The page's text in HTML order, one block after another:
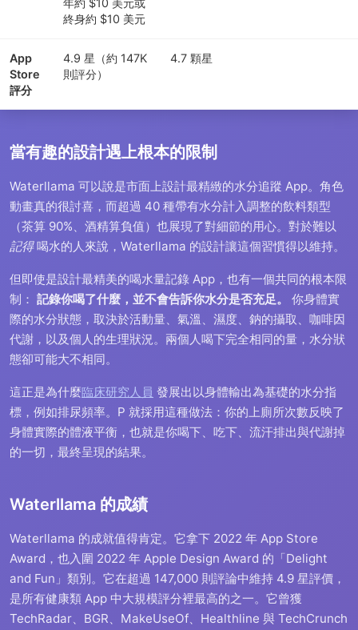
年約 $10 美元或
終身約 $10 美元
App
Store
評分
4.9 星（約 147K
則評分）
4.7 顆星
當有趣的設計遇上根本的限制
Waterllama 可以說是市面上設計最精緻的水分追蹤 App。角色
動畫真的很討喜，而超過 40 種帶有水分計入調整的飲料類型
（茶算 90%、酒精算負值）也展現了對細節的用心。對於難以
記得喝水的人來說，Waterllama 的設計讓這個習慣得以維持。
但即使是設計最精美的喝水量記錄 App，也有一個共同的根本限
制： 記錄你喝了什麼，並不會告訴你水分是否充足。
你身體實
際的水分狀態，取決於活動量、氣溫、濕度、鈉的攝取、咖啡因
代謝，以及個人的生理狀況。兩個人喝下完全相同的量，水分狀
態卻可能大不相同。
這正是為什麼臨床研究人員 發展出以身體輸出為基礎的水分指
標，例如排尿頻率。P 就採用這種做法：你的上廁所次數反映了
身體實際的體液平衡，也就是你喝下、吃下、流汗排出與代謝掉
的一切，最終呈現的結果。
Waterllama 的成績
Waterllama 的成就值得肯定。它拿下 2022 年 App Store
Award，也入圍 2022 年 Apple Design Award 的「Delight
and Fun」類別。它在超過 147,000 則評論中維持 4.9 星評價，
是所有健康類 App 中大規模評分裡最高的之一。它曾獲
TechRadar、BGR、MakeUseOf、Healthline 與 TechCrunch